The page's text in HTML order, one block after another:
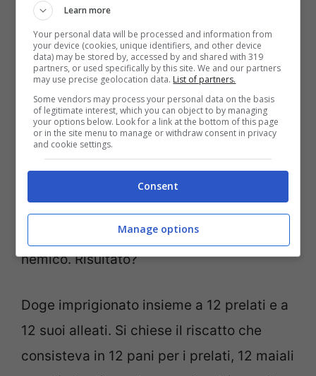
antica
Il tutto prende spunto da un fatto
realmente accaduto. Saro Trovato, lo
spiega in Perché diciamo così (Newton
Compton Editori) e dipende da Venezia.
Siamo nel 1162 e Aquileia, con a capo il
suo patriarca, prova a conquistare Grado,
della Serenissima, sconfisse l’esercito
nemico. Risultato?
Doge imprigionato insieme a 12 prelati e a
12 suoi alleati. Si chiese il riscatto che
consisteva in 12 pani per i prelati, 12 maiali
Learn more
Your personal data will be processed and information from
your device (cookies, unique identifiers, and other device
data) may be stored by, accessed by and shared with 319
partners, or used specifically by this site. We and our partners
may use precise geolocation data. List of partners.
Some vendors may process your personal data on the basis
of legitimate interest, which you can object to by managing
your options below. Look for a link at the bottom of this page
or in the site menu to manage or withdraw consent in privacy
and cookie settings.
Consent
Manage options